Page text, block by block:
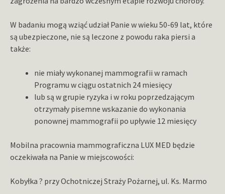
W badaniu mogą wziąć udział Panie w wieku 50-69 lat, które
są ubezpieczone, nie są leczone z powodu raka piersi a
także:
nie miały wykonanej mammografii w ramach
Programu w ciągu ostatnich 24 miesięcy
lub są w grupie ryzyka i w roku poprzedzającym
otrzymały pisemne wskazanie do wykonania
ponownej mammografii po upływie 12 miesięcy
Mobilna pracownia mammograficzna LUX MED będzie
oczekiwała na Panie w miejscowości:
Kobyłka ? przy Ochotniczej Straży Pożarnej, ul. Ks. Marmo